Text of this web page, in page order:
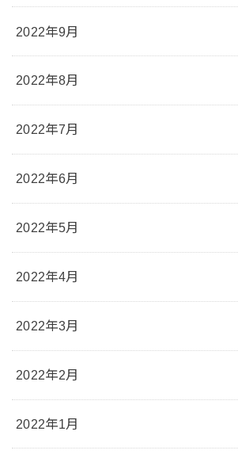
2022年9月
2022年8月
2022年7月
2022年6月
2022年5月
2022年4月
2022年3月
2022年2月
2022年1月